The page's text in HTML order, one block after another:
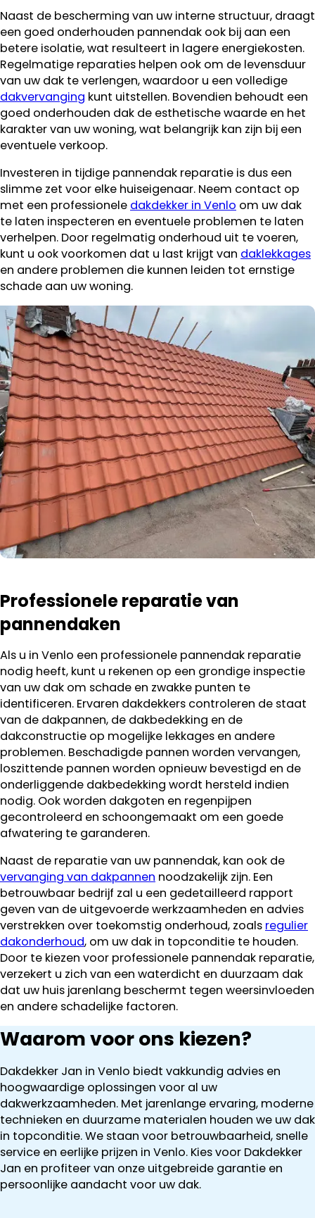
Naast de bescherming van uw interne structuur, draagt
een goed onderhouden pannendak ook bij aan een
betere isolatie, wat resulteert in lagere energiekosten.
Regelmatige reparaties helpen ook om de levensduur
van uw dak te verlengen, waardoor u een volledige
dakvervanging kunt uitstellen. Bovendien behoudt een
goed onderhouden dak de esthetische waarde en het
karakter van uw woning, wat belangrijk kan zijn bij een
eventuele verkoop.
Investeren in tijdige pannendak reparatie is dus een
slimme zet voor elke huiseigenaar. Neem contact op
met een professionele dakdekker in Venlo om uw dak
te laten inspecteren en eventuele problemen te laten
verhelpen. Door regelmatig onderhoud uit te voeren,
kunt u ook voorkomen dat u last krijgt van daklekkages
en andere problemen die kunnen leiden tot ernstige
schade aan uw woning.
Professionele reparatie van
pannendaken
Als u in Venlo een professionele pannendak reparatie
nodig heeft, kunt u rekenen op een grondige inspectie
van uw dak om schade en zwakke punten te
identificeren. Ervaren dakdekkers controleren de staat
van de dakpannen, de dakbedekking en de
dakconstructie op mogelijke lekkages en andere
problemen. Beschadigde pannen worden vervangen,
loszittende pannen worden opnieuw bevestigd en de
onderliggende dakbedekking wordt hersteld indien
nodig. Ook worden dakgoten en regenpijpen
gecontroleerd en schoongemaakt om een goede
afwatering te garanderen.
Naast de reparatie van uw pannendak, kan ook de
vervanging van dakpannen noodzakelijk zijn. Een
betrouwbaar bedrijf zal u een gedetailleerd rapport
geven van de uitgevoerde werkzaamheden en advies
verstrekken over toekomstig onderhoud, zoals regulier
dakonderhoud, om uw dak in topconditie te houden.
Door te kiezen voor professionele pannendak reparatie,
verzekert u zich van een waterdicht en duurzaam dak
dat uw huis jarenlang beschermt tegen weersinvloeden
en andere schadelijke factoren.
Waarom voor ons kiezen?
Dakdekker Jan in Venlo biedt vakkundig advies en
hoogwaardige oplossingen voor al uw
dakwerkzaamheden. Met jarenlange ervaring, moderne
technieken en duurzame materialen houden we uw dak
in topconditie. We staan voor betrouwbaarheid, snelle
service en eerlijke prijzen in Venlo. Kies voor Dakdekker
Jan en profiteer van onze uitgebreide garantie en
persoonlijke aandacht voor uw dak.